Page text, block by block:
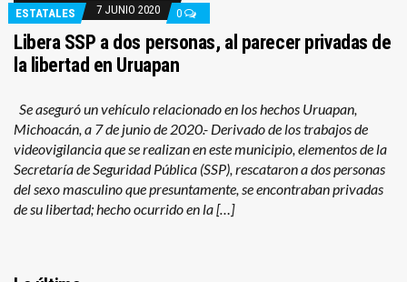
ESTATALES 7 JUNIO 2020 0
Libera SSP a dos personas, al parecer privadas de
la libertad en Uruapan
Se aseguró un vehículo relacionado en los hechos Uruapan,
Michoacán, a 7 de junio de 2020.- Derivado de los trabajos de
videovigilancia que se realizan en este municipio, elementos de la
Secretaría de Seguridad Pública (SSP), rescataron a dos personas
del sexo masculino que presuntamente, se encontraban privadas
de su libertad; hecho ocurrido en la […]